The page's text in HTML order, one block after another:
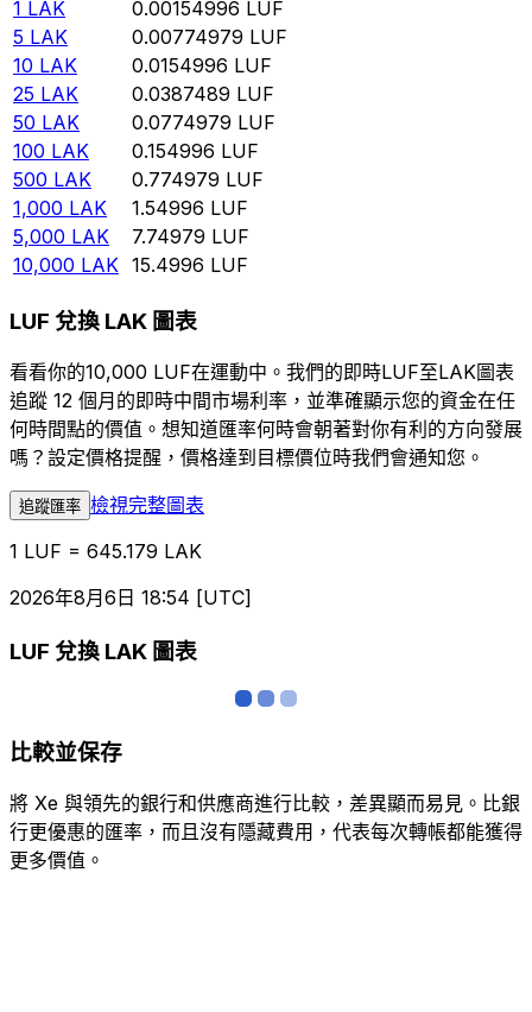
1 LAK 0.00154996 LUF
5 LAK 0.00774979 LUF
10 LAK 0.0154996 LUF
25 LAK 0.0387489 LUF
50 LAK 0.0774979 LUF
100 LAK 0.154996 LUF
500 LAK 0.774979 LUF
1,000 LAK 1.54996 LUF
5,000 LAK 7.74979 LUF
10,000 LAK 15.4996 LUF
LUF 兌換 LAK 圖表
看看你的10,000 LUF在運動中。我們的即時LUF至LAK圖表
追蹤 12 個月的即時中間市場利率，並準確顯示您的資金在任
何時間點的價值。想知道匯率何時會朝著對你有利的方向發展
嗎？設定價格提醒，價格達到目標價位時我們會通知您。
追蹤匯率 檢視完整圖表
1 LUF = 645.179 LAK
2026年8月6日 18:54 [UTC]
LUF 兌換 LAK 圖表
比較並保存
將 Xe 與領先的銀行和供應商進行比較，差異顯而易見。比銀
行更優惠的匯率，而且沒有隱藏費用，代表每次轉帳都能獲得
更多價值。